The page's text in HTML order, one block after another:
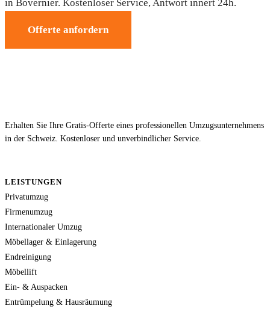
in Bovernier. Kostenloser Service, Antwort innert 24h.
Offerte anfordern
Erhalten Sie Ihre Gratis-Offerte eines professionellen Umzugsunternehmens
in der Schweiz. Kostenloser und unverbindlicher Service.
LEISTUNGEN
Privatumzug
Firmenumzug
Internationaler Umzug
Möbellager & Einlagerung
Endreinigung
Möbellift
Ein- & Auspacken
Entrümpelung & Hausräumung